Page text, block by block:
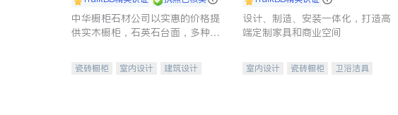
中华橱柜石材公司以实惠的价格提
供实木橱柜，石英石台面，多种优
瓷砖橱柜 室内设计
建筑设计
设计、制造、安装一体化，打造高
端定制家具和商业空间
室内设计 瓷砖橱柜
卫浴洁具